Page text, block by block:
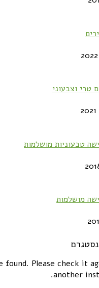
טרי וצבעוני
טבעוניות מושלמות
מושלמות
found. Please check it
another